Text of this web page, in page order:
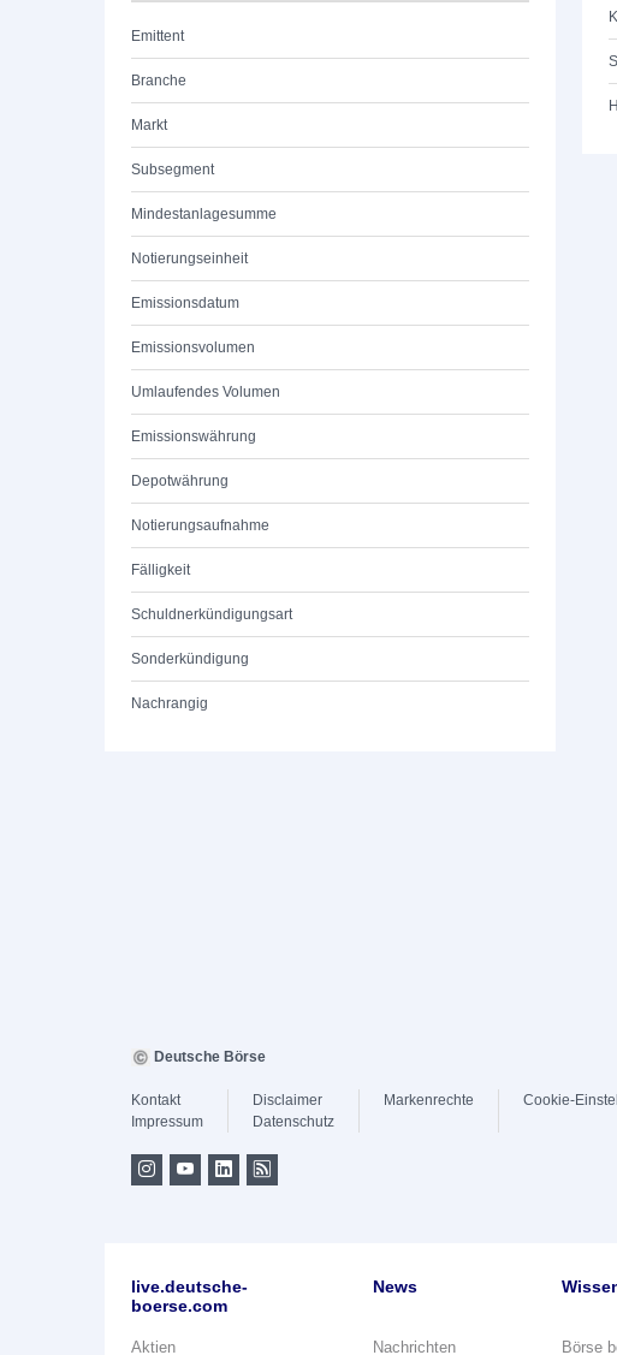
Emittent
Branche
Markt
Subsegment
Mindestanlagesumme
Notierungseinheit
Emissionsdatum
Emissionsvolumen
Umlaufendes Volumen
Emissionswährung
Depotwährung
Notierungsaufnahme
Fälligkeit
Schuldnerkündigungsart
Sonderkündigung
Nachrangig
Deutsche Börse
Kontakt
Impressum
Disclaimer
Datenschutz
Markenrechte Cookie-
live.deutsche-
boerse.com
Aktien
News
Nachrichten Börse